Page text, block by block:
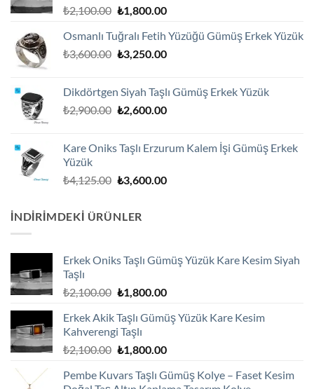
₺2,100.00 Orijinal
₺2,100.00.
₺1,800.00Şu
fiyat:
₺1,800.00.
Osmanlı Tuğralı Fetih Yüzüğü Gümüş Erkek Yüzük
₺3,600.00 Orijinal
₺3,250.00Şu
₺3,250.00.
Dikdörtgen Siyah Taşlı Gümüş Erkek Yüzük
₺2,900.00 Orijinal
₺2,600.00Şu
₺2,600.00.
Kare Oniks Taşlı Erzurum Kalem İşi Gümüş Erkek
Yüzük
₺4,125.00 Orijinal
₺3,600.00Şu
İNDIRIMDEKI ÜRÜNLER
Erkek Oniks Taşlı Gümüş Yüzük Kare Kesim Siyah
Taşlı
₺2,100.00 Orijinal
₺2,100.00.
₺1,800.00Şu
fiyat:
Erkek Akik Taşlı Gümüş Yüzük Kare Kesim
Kahverengi Taşlı
₺2,100.00 Orijinal
₺2,100.00.
₺1,800.00Şu
fiyat:
Pembe Kuvars Taşlı Gümüş Kolye – Faset Kesim